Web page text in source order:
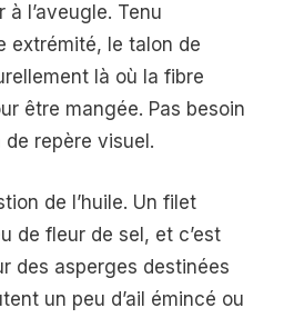
l’aveugle. Tenu
extrémité, le talon de
là où la fibre
être mangée. Pas besoin
repère visuel.
de l’huile. Un filet
de fleur de sel, et c’est
des asperges destinées
un peu d’ail émincé ou